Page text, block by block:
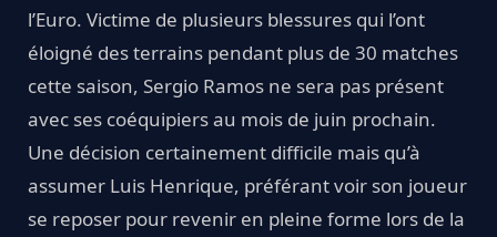
l’Euro. Victime de plusieurs blessures qui l’ont
éloigné des terrains pendant plus de 30 matches
cette saison, Sergio Ramos ne sera pas présent
avec ses coéquipiers au mois de juin prochain.
Une décision certainement difficile mais qu’à
assumer Luis Henrique, préférant voir son joueur
se reposer pour revenir en pleine forme lors de la